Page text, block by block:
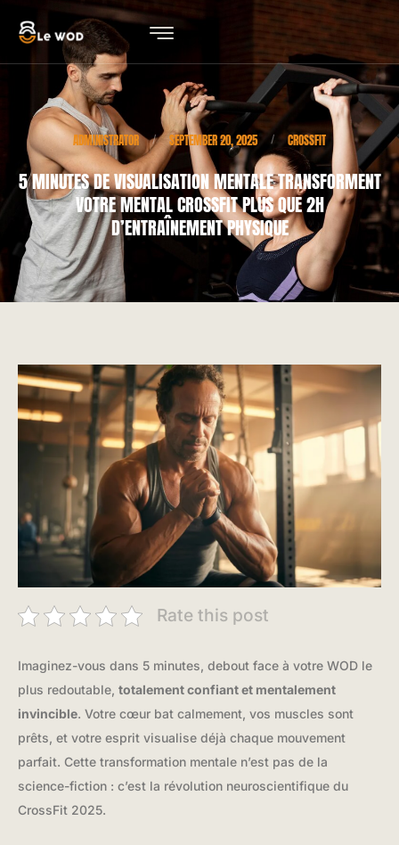
ADMINISTRATOR / SEPTEMBER 20, 2025 / CROSSFIT
5 MINUTES DE VISUALISATION MENTALE TRANSFORMENT
VOTRE MENTAL CROSSFIT PLUS QUE 2H
D’ENTRAÎNEMENT PHYSIQUE
Rate this post
Imaginez-vous dans 5 minutes, debout face à votre WOD le
plus redoutable, totalement confiant et mentalement
invincible. Votre cœur bat calmement, vos muscles sont
prêts, et votre esprit visualise déjà chaque mouvement
parfait. Cette transformation mentale n’est pas de la
science-fiction : c’est la révolution neuroscientifique du
CrossFit 2025.